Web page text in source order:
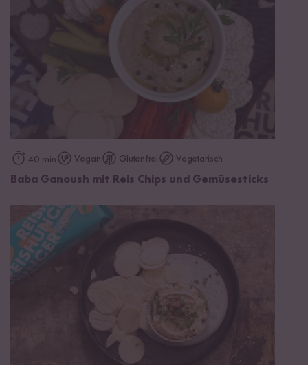
40 min Vegan Glutenfrei Vegetarisch
Baba Ganoush mit Reis Chips und Gemüsesticks